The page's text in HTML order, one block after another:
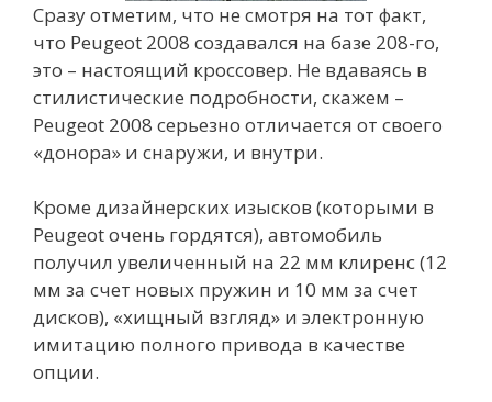
Сразу отметим, что не смотря на тот факт,
что Peugeot 2008 создавался на базе 208-го,
это – настоящий кроссовер. Не вдаваясь в
стилистические подробности, скажем –
Peugeot 2008 серьезно отличается от своего
«донора» и снаружи, и внутри.
Кроме дизайнерских изысков (которыми в
Peugeot очень гордятся), автомобиль
получил увеличенный на 22 мм клиренс (12
мм за счет новых пружин и 10 мм за счет
дисков), «хищный взгляд» и электронную
имитацию полного привода в качестве
опции.